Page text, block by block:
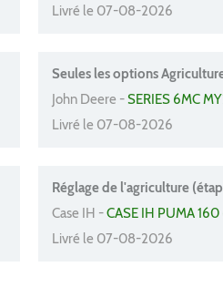
Livré le 07-08-2026
Seules les options
John Deere -SERIES 6MC
Livré le 07-08-2026
Réglage de l'agriculture
Case IH -CASE IH PUMA
Livré le 07-08-2026